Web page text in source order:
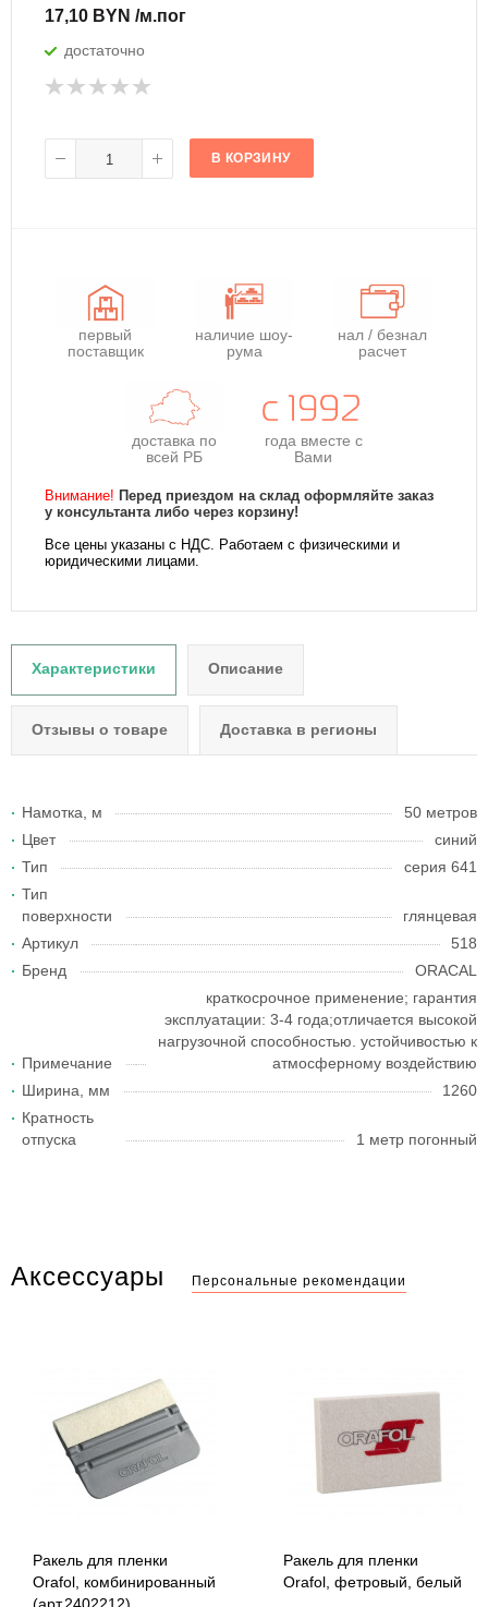
17,10 BYN /м.пог
достаточно
В КОРЗИНУ
первый
поставщик
наличие шоу-
рума
нал / безнал
расчет
доставка по
всей РБ
года вместе с
Вами
Внимание! Перед приездом на склад оформляйте заказ
у консультанта либо через корзину!
Все цены указаны с НДС. Работаем с физическими и
юридическими лицами.
Характеристики Описание
Отзывы о товаре Доставка в регионы
Намотка, м
50 метров
Цвет
синий
Тип
серия 641
Тип
поверхности
глянцевая
Артикул
518
Бренд
ORACAL
Примечание
краткосрочное применение; гарантия
эксплуатации: 3-4 года;отличается высокой
нагрузочной способностью. устойчивостью к
атмосферному воздействию
Ширина, мм
1260
Кратность
отпуска
1 метр погонный
Аксессуары Персональные рекомендации
Ракель для пленки
Orafol, комбинированный
Ракель для пленки
Orafol, фетровый, белый